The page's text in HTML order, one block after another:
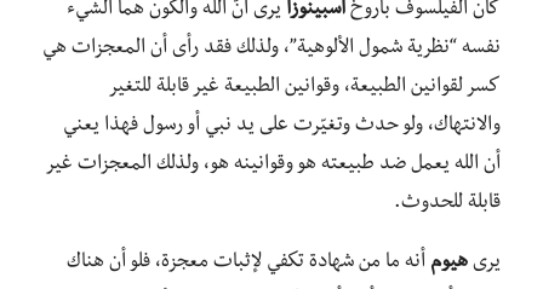
كان الفيلسوف باروخ اسبينوزا يرى أنّ الله والكون هما الشيء
نفسه “نظرية شمول الألوهية”، ولذلك فقد رأى أن المعجزات هي
كسر لقوانين الطبيعة، وقوانين الطبيعة غير قابلة للتغير
والانتهاك، ولو حدث وتغيّرت على يد نبي أو رسول فهذا يعني
أن الله يعمل ضد طبيعته هو وقوانينه هو، ولذلك المعجزات غير
قابلة للحدوث.
يرى هيوم أنه ما من شهادة تكفي لإثبات معجزة، فلو أن هناك